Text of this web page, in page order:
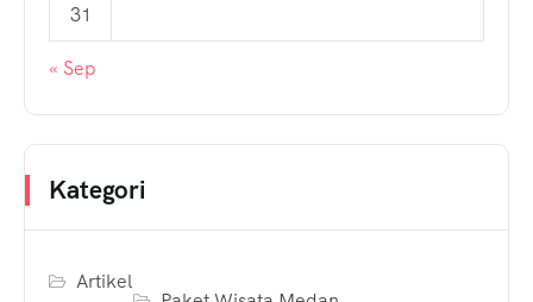
31
« Sep
Kategori
Artikel